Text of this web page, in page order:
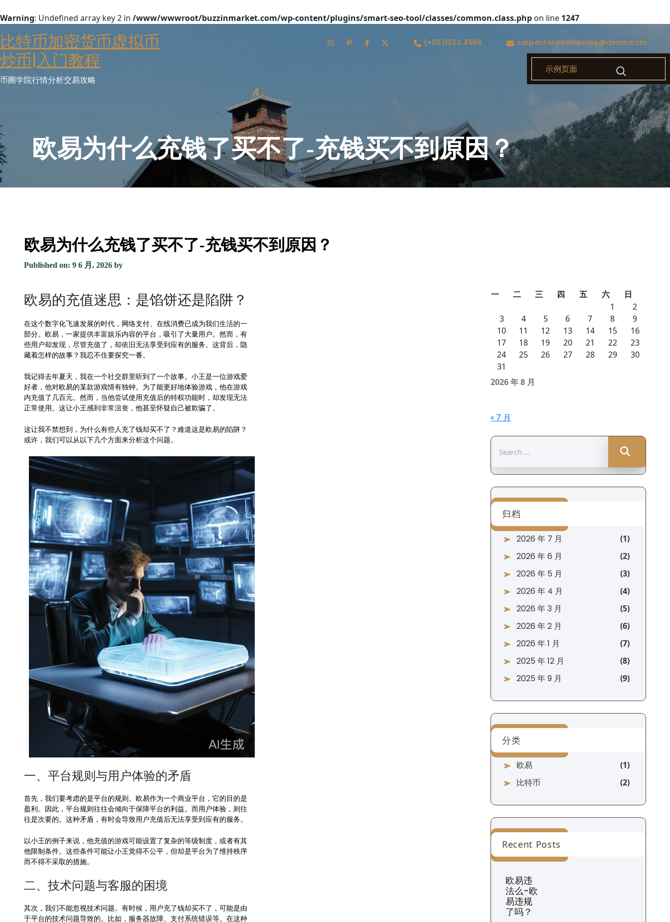
Warning: Undefined array key 2 in /www/wwwroot/buzzinmarket.com/wp-content/plugins/smart-seo-tool/classes/common.class.php on line 1247
to
content
比特币加密货币虚拟币
炒币|入门教程
币圈学院行情分析交易攻略
(+00)1233 4566 carpenterwoodworks@demo.com
示例页面
欧易为什么充钱了买不了-充钱买不到原因？
欧易为什么充钱了买不了-充钱买不到原因？
Published on: 9 6 月, 2026 by
欧易的充值迷思：是馅饼还是陷阱？
在这个数字化飞速发展的时代，网络支付、在线消费已成为我们生活的一
部分。欧易，一家提供丰富娱乐内容的平台，吸引了大量用户。然而，有
些用户却发现，尽管充值了，却依旧无法享受到应有的服务。这背后，隐
藏着怎样的故事？我忍不住要探究一番。
我记得去年夏天，我在一个社交群里听到了一个故事。小王是一位游戏爱
好者，他对欧易的某款游戏情有独钟。为了能更好地体验游戏，他在游戏
内充值了几百元。然而，当他尝试使用充值后的特权功能时，却发现无法
正常使用。这让小王感到非常沮丧，他甚至怀疑自己被欺骗了。
这让我不禁想到，为什么有些人充了钱却买不了？难道这是欧易的陷阱？
或许，我们可以从以下几个方面来分析这个问题。
一、平台规则与用户体验的矛盾
首先，我们要考虑的是平台的规则。欧易作为一个商业平台，它的目的是
盈利。因此，平台规则往往会倾向于保障平台的利益。而用户体验，则往
往是次要的。这种矛盾，有时会导致用户充值后无法享受到应有的服务。
以小王的例子来说，他充值的游戏可能设置了复杂的等级制度，或者有其
他限制条件。这些条件可能让小王觉得不公平，但却是平台为了维持秩序
而不得不采取的措施。
二、技术问题与客服的困境
其次，我们不能忽视技术问题。有时候，用户充了钱却买不了，可能是由
于平台的技术问题导致的。比如，服务器故障、支付系统错误等。在这种
2026 年 8 月
一 二 三 四 五 六
日
1
2
3
4 5 6 7 8
9
10
11 12 13 14 15
16
17
18 19 20 21 22
23
24
25 26 27 28 29
30
31
« 7 月
for:
归档
2026 年 7 月
2026 年 6 月
2026 年 5 月
2026 年 4 月
2026 年 3 月
2026 年 2 月
2026 年 1 月
2025 年 12 月
2025 年 9 月
分类
欧易
比特币
Recent Posts
欧易违
法么-欧
易违规
了吗？